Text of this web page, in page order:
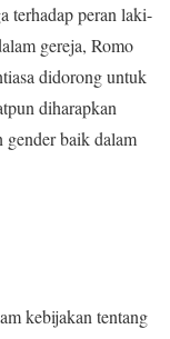
terhadap peran laki-
gereja, Romo
didorong untuk
diharapkan
gender baik dalam
kebijakan tentang